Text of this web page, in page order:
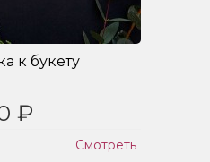
к букету
₽
Смотреть